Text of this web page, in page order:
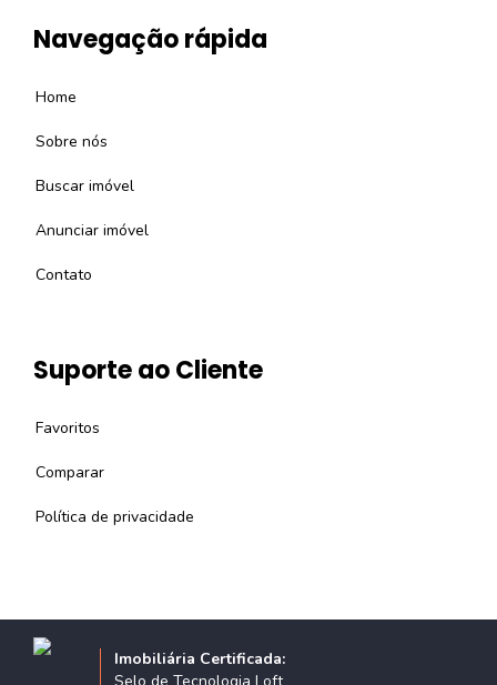
Navegação rápida
Home
Sobre nós
Buscar imóvel
Anunciar imóvel
Contato
Suporte ao Cliente
Favoritos
Comparar
Política de privacidade
Imobiliária Certificada: